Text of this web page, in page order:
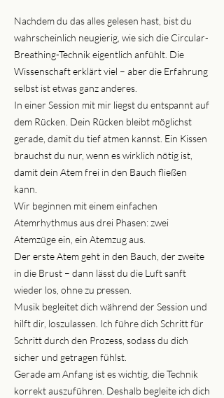
Nachdem du das alles gelesen hast, bist du
wahrscheinlich neugierig, wie sich die Circular-
Breathing-Technik eigentlich anfühlt. Die
Wissenschaft erklärt viel – aber die Erfahrung
selbst ist etwas ganz anderes.
In einer Session mit mir liegst du entspannt auf
dem Rücken. Dein Rücken bleibt möglichst
gerade, damit du tief atmen kannst. Ein Kissen
brauchst du nur, wenn es wirklich nötig ist,
damit dein Atem frei in den Bauch fließen
kann.
Wir beginnen mit einem einfachen
Atemrhythmus aus drei Phasen: zwei
Atemzüge ein, ein Atemzug aus.
Der erste Atem geht in den Bauch, der zweite
in die Brust – dann lässt du die Luft sanft
wieder los, ohne zu pressen.
Musik begleitet dich während der Session und
hilft dir, loszulassen. Ich führe dich Schritt für
Schritt durch den Prozess, sodass du dich
sicher und getragen fühlst.
Gerade am Anfang ist es wichtig, die Technik
korrekt auszuführen. Deshalb begleite ich dich